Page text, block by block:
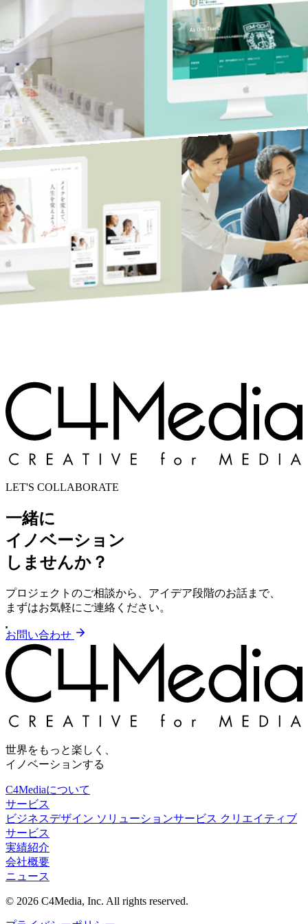
LET'S COLLABORATE
一緒に
イノベーション
しませんか？
プロジェクトのご相談から、アイデア段階のお話まで、
まずはお気軽にご連絡ください。
お問い合わせ
世界をもっと楽しく、
イノベーションする
C4Mediaについて
サービス
ビジネスデザイン ソリューションサービス クリエイティブ
サービス
実績紹介
会社概要
ニュース
© 2026 C4Media, Inc. All rights reserved.